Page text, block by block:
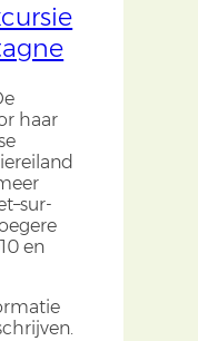
haar
en